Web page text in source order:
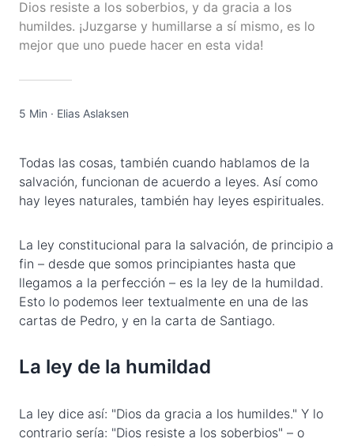
Dios resiste a los soberbios, y da gracia a los
humildes. ¡Juzgarse y humillarse a sí mismo, es lo
mejor que uno puede hacer en esta vida!
5 Min · Elias Aslaksen
Todas las cosas, también cuando hablamos de la
salvación, funcionan de acuerdo a leyes. Así como
hay leyes naturales, también hay leyes espirituales.
La ley constitucional para la salvación, de principio a
fin – desde que somos principiantes hasta que
llegamos a la perfección – es la ley de la humildad.
Esto lo podemos leer textualmente en una de las
cartas de Pedro, y en la carta de Santiago.
La ley de la humildad
La ley dice así: "Dios da gracia a los humildes." Y lo
contrario sería: "Dios resiste a los soberbios" – o